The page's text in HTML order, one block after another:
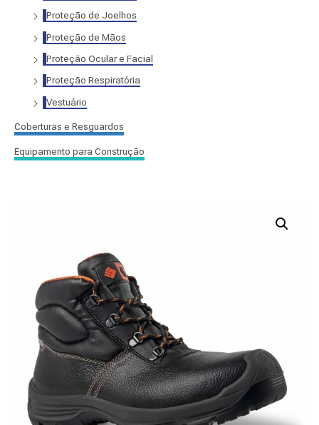
Proteção de Joelhos
Proteção de Mãos
Proteção Ocular e Facial
Proteção Respiratória
Vestuário
Coberturas e Resguardos
Equipamento para Construção
Segurança
MAIA